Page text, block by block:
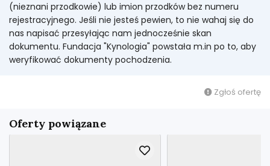
(nieznani przodkowie) lub imion przodków bez numeru
rejestracyjnego. Jeśli nie jesteś pewien, to nie wahaj się do
nas napisać przesyłając nam jednocześnie skan
dokumentu. Fundacja "Kynologia" powstała m.in po to, aby
weryfikować dokumenty pochodzenia.
Zgłoś ofertę
Oferty powiązane